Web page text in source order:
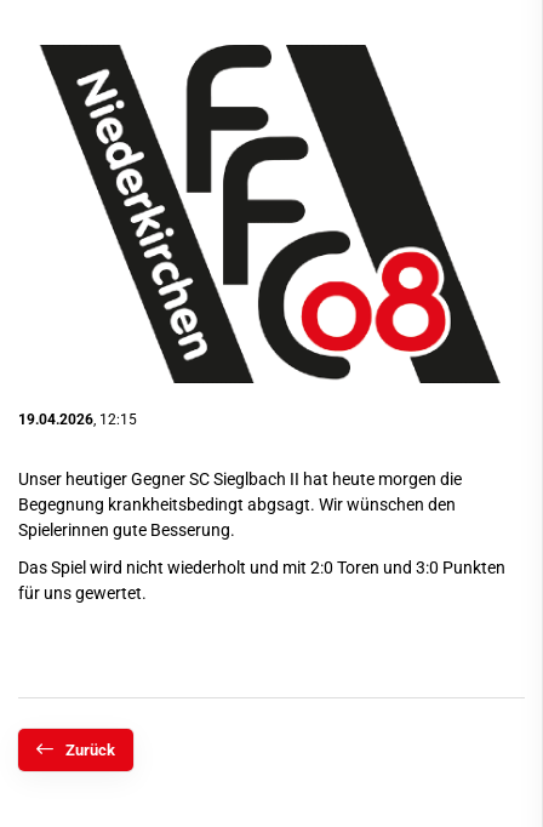
19.04.2026 , 12:15
Unser heutiger Gegner SC Sieglbach II hat heute morgen die
Begegnung krankheitsbedingt abgsagt. Wir wünschen den
Spielerinnen gute Besserung.
Das Spiel wird nicht wiederholt und mit 2:0 Toren und 3:0 Punkten
für uns gewertet.
Zurück